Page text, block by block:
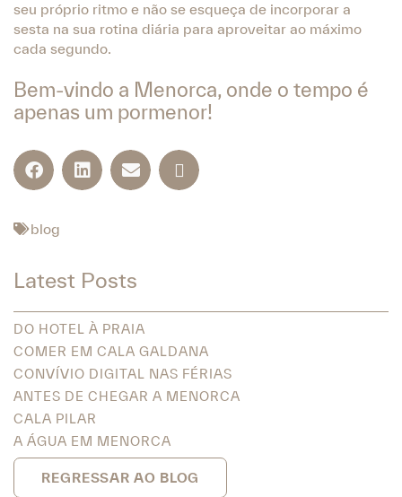
seu próprio ritmo e não se esqueça de incorporar a
sesta na sua rotina diária para aproveitar ao máximo
cada segundo.
Bem-vindo a Menorca, onde o tempo é
apenas um pormenor!
blog
Latest Posts
DO HOTEL À PRAIA
COMER EM CALA GALDANA
CONVÍVIO DIGITAL NAS FÉRIAS
ANTES DE CHEGAR A MENORCA
CALA PILAR
A ÁGUA EM MENORCA
REGRESSAR AO BLOG